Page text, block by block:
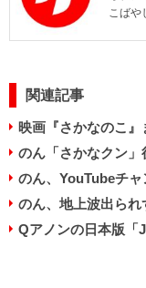
こばや
関連記事
映画『さかなのこ』
のん「さかなクン
のん、YouTubeチャ
のん、地上波出ら
Qアノンの日本版「J